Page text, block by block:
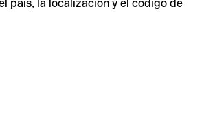
país, la localización y el código de